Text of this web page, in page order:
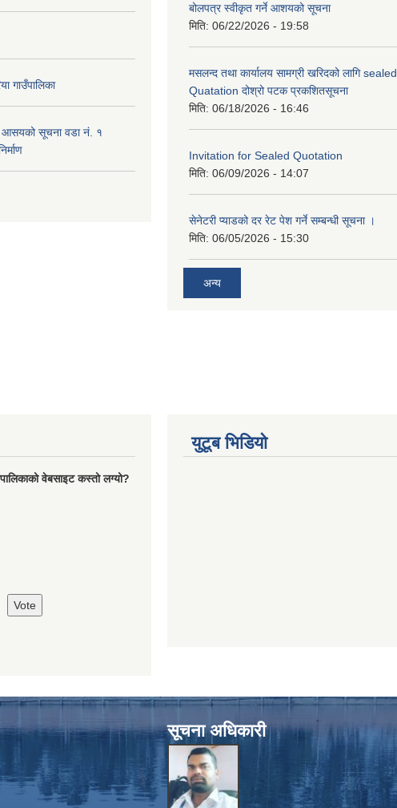
गाउँपालिका
आसयको सूचना वडा नं. १
बोलपत्र स्वीकृत गर्ने आशयको सूचना
मिति: 06/22/2026 - 19:58
मसलन्द तथा कार्यालय सामग्री खरिदको लागि sealed
Quatation दोश्रो पटक प्रकशितसूचना
मिति: 06/18/2026 - 16:46
Invitation for Sealed Quotation
मिति: 06/09/2026 - 14:07
सेनेटरी प्याडको दर रेट पेश गर्ने सम्बन्धी सूचना ।
मिति: 06/05/2026 - 15:30
अन्य
वेबसाइट कस्तो लग्यो?
युटूब भिडियो
सूचना अधिकारी